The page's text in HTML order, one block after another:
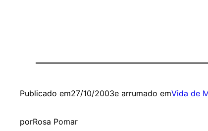
Publicado em27/10/2003e arrumado emVida de
porRosa Pomar